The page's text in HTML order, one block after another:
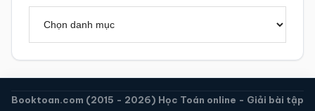
Booktoan.com (2015 - 2026) Học Toán online - Giải bài tập